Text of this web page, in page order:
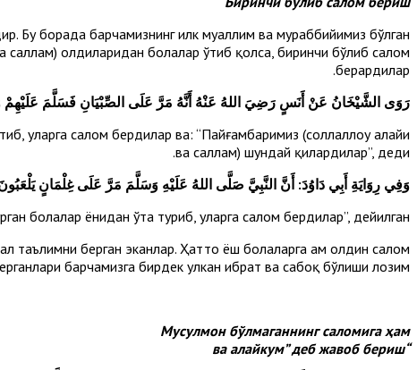
Бу борада барчамизнинг илк муаллим ва мураббийимиз бўлган
саллам) олдиларидан болалар ўтиб қолса, биринчи бўлиб салом
берардилар.
رَوَى الشَّيْخَانُ عَنْ أَنَسٍ رَضِيَ اللهُ عَنْهُ أَنَّهُ مَرَّ عَلَى الصِّبْيَانِ فَسَلَّمَ عَلَيْهِمْ
уларга салом бердилар ва: “Пайғамбаримиз (соллаллоҳу алайҳи
ва саллам) шундай қилардилар”, деди.
وَفِي رِوَايَةِ أَبِي دَاوُدَ: أَنَّ النَّبِيَّ صَلَّى اللهُ عَلَيْهِ وَسَلَّمَ مَرَّ عَلَى غِلْمَانٍ
болалар ёнидан ўта туриб, уларга салом бердилар”, дейилган.
таълимни берган эканлар. Ҳатто ёш болаларга ҳам олдин салом
барчамизга бирдек улкан ибрат ва сабоқ бўлиши лозим.
Мусулмон бўлмаганнинг саломига ҳам
“ва алайкум” деб жавоб бериш